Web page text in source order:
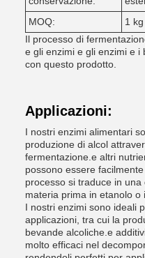
MOQ:
1 kg
Il processo di
e gli enzimi e gli enzimi e
con questo prodotto.
Applicazioni:
I nostri enzimi alimentari
produzione di alcol
fermentazione.e altri
possono essere
processo si traduce in
materia prima in etanolo o
I nostri enzimi sono ideali
applicazioni, tra cui la
bevande alcoliche.e
molto efficaci nel